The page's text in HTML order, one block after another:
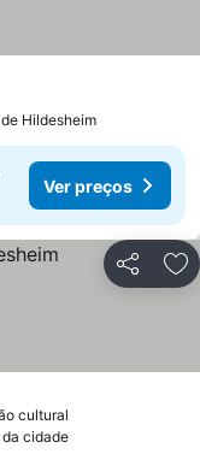
Hildesheim
Ver preços
Partilhar
cultural
cidade